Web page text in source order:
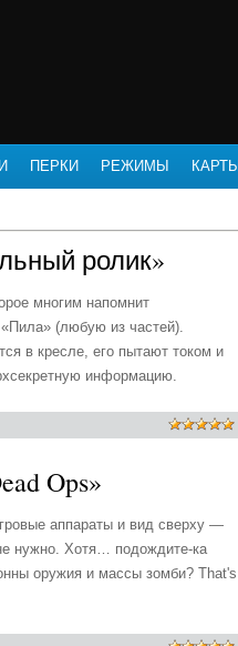
ПЕРКИ РЕЖИМЫ КАРТЫ
ролик»
многим напомнит
(любую из частей).
в кресле, его пытают током и
информацию.
Ops»
аппараты и вид сверху —
нужно. Хотя… подождите-ка
оружия и массы зомби? That's